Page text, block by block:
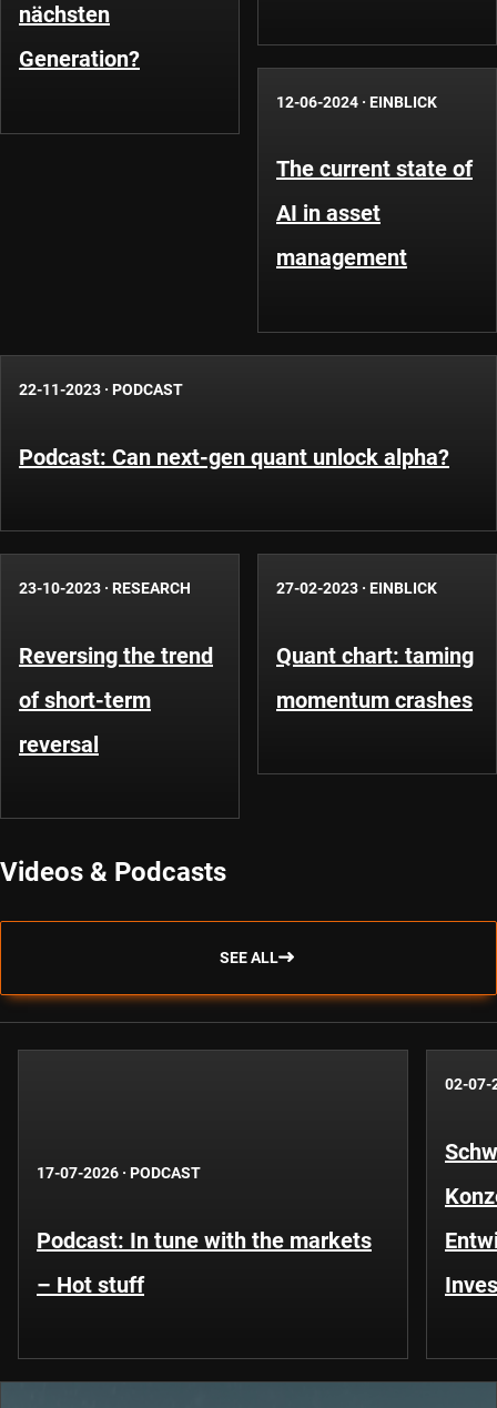
nächsten
Generation?
12-06-2024 · EINBLICK
The current state of
AI in asset
management
22-11-2023 · PODCAST
Podcast: Can next-gen quant unlock alpha?
23-10-2023 · RESEARCH
Reversing the trend
of short-term
reversal
27-02-2023 · EINBLICK
Quant chart: taming
momentum crashes
Videos & Podcasts
SEE ALL
17-07-2026 · PODCAST
Podcast: In tune with the markets
– Hot stuff
02-07-